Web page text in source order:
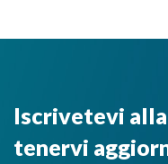
Iscrivetevi
tenervi